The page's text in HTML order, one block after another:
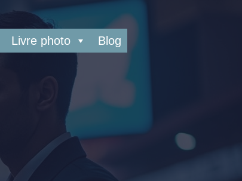
Livre photo Blog